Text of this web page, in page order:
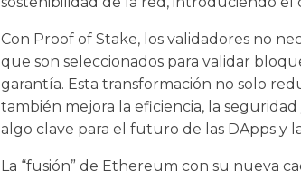
Con Proof of Stake, los validadores no
que son seleccionados para validar
garantía. Esta transformación no solo
también mejora la eficiencia, la
algo clave para el futuro de las DApps y
La “fusión” de Ethereum con su nueva